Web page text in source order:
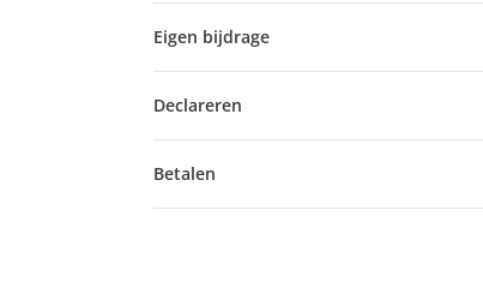
Eigen bijdrage
Declareren
Betalen